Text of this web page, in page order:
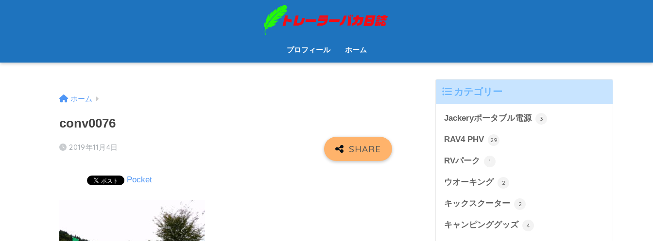
プロフィール ホーム
ホーム
conv0076
2019年11月4日
Pocket
カテゴリー
Jackeryポータブル電源 3
RAV4 PHV 29
RVパーク 1
ウオーキング 2
キックスクーター 2
キャンピンググッズ 4